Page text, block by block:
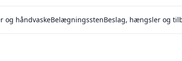
og håndvaskeBelægningsstenBeslag, hængsler og